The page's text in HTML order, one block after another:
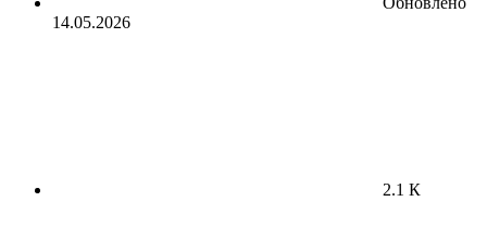
14.05.2026
2.1 К